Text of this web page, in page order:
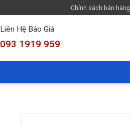
Chính sách bán hàng
Liên Hệ Báo Giá
093 1919 959